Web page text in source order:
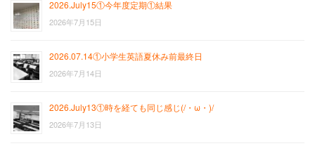
2026.July15①今年度定期①結果
2026年7月15日
2026.07.14①小学生英語夏休み前最終日
2026年7月14日
2026.July13①時を経ても同じ感じ(/・ω・)/
2026年7月13日